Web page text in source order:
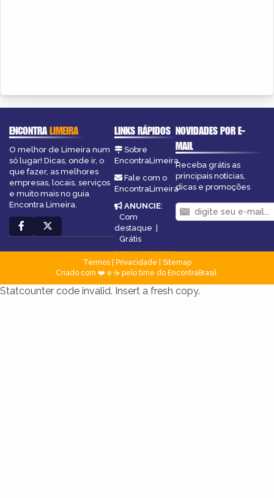
ENCONTRALIMEIRA
O melhor de Limeira num
só lugar! Dicas, onde ir, o
que fazer, as melhores
empresas, locais, serviços
e muito mais no guia
Encontra Limeira.
LINKS RÁPIDOS
Sobre
EncontraLimeira
Fale com o
EncontraLimeira
ANUNCIE:
Com
destaque |
Grátis
NOVIDADES POR E-
MAIL
Receba grátis as
principais notícias,
dicas e promoções
Termos| Privacidade
Sitemap
Criado com ❤️ e ☕ pelo time do EncontraBrasil
Statcounter code invalid. Insert a fresh copy.